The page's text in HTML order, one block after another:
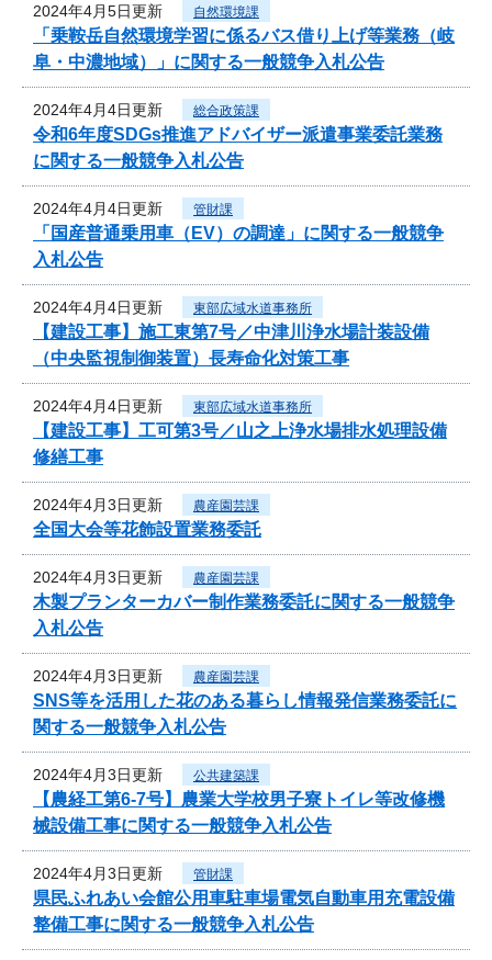
2024年4月5日更新 自然環境課
「乗鞍岳自然環境学習に係るバス借り上げ等業務（岐
阜・中濃地域）」に関する一般競争入札公告
2024年4月4日更新 総合政策課
令和6年度SDGs推進アドバイザー派遣事業委託業務
に関する一般競争入札公告
2024年4月4日更新 管財課
「国産普通乗用車（EV）の調達」に関する一般競争
入札公告
2024年4月4日更新 東部広域水道事務所
【建設工事】施工東第7号／中津川浄水場計装設備
（中央監視制御装置）長寿命化対策工事
2024年4月4日更新 東部広域水道事務所
【建設工事】工可第3号／山之上浄水場排水処理設備
修繕工事
2024年4月3日更新 農産園芸課
全国大会等花飾設置業務委託
2024年4月3日更新 農産園芸課
木製プランターカバー制作業務委託に関する一般競争
入札公告
2024年4月3日更新 農産園芸課
SNS等を活用した花のある暮らし情報発信業務委託に
関する一般競争入札公告
2024年4月3日更新 公共建築課
【農経工第6-7号】農業大学校男子寮トイレ等改修機
械設備工事に関する一般競争入札公告
2024年4月3日更新 管財課
県民ふれあい会館公用車駐車場電気自動車用充電設備
整備工事に関する一般競争入札公告